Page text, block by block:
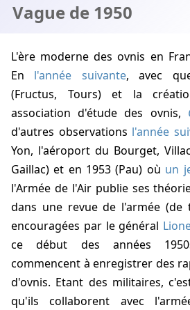
Vague de 1950
L'ère moderne des ovnis en
En l'année suivante, avec
(Fructus, Tours) et la
association d'étude des ovnis,
d'autres observations l'année
Yon, l'aéroport du Bourget,
Gaillac) et en 1953 (Pau) où un
l'Armée de l'Air publie ses
dans une revue de l'armée (de
encouragées par le général
ce début des années
commencent à enregistrer des
d'ovnis. Etant des militaires,
qu'ils collaborent avec